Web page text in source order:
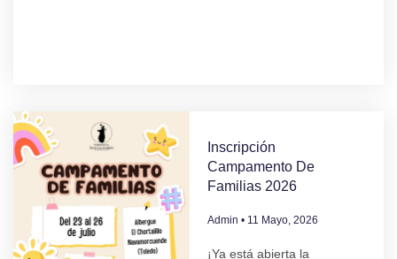
Inscripción
Campamento De
Familias 2026
Admin 11 Mayo, 2026
¡Ya está abierta la